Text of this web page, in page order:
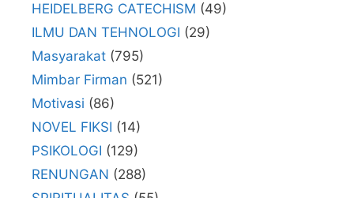
HEIDELBERG CATECHISM (49)
ILMU DAN TEHNOLOGI (29)
Masyarakat (795)
Mimbar Firman (521)
Motivasi (86)
NOVEL FIKSI (14)
PSIKOLOGI (129)
RENUNGAN (288)